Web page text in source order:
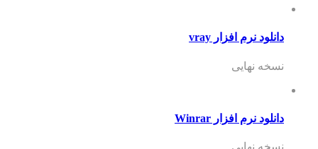
دانلود نرم افزار vray
نسخه نهایی
دانلود نرم افزار Winrar